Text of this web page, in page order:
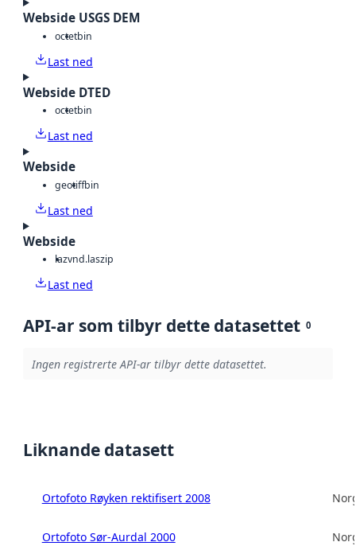
Webside USGS DEM
octetbin
Last ned
Webside DTED
octetbin
Last ned
Webside
geotiffbin
Last ned
Webside
lazvnd.laszip
Last ned
API-ar som tilbyr dette datasettet 0
Ingen registrerte API-ar tilbyr dette datasettet.
Liknande datasett
Ortofoto Røyken rektifisert 2008
Ortofoto Sør-Aurdal 2000